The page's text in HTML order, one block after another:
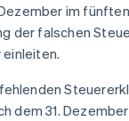
im
der falschen
dem 31.